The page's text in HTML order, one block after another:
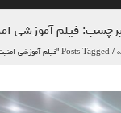
برچسب: فیلم آموزشی
/ Posts Tagged "فیلم آموزشی امنیت صنعتی"